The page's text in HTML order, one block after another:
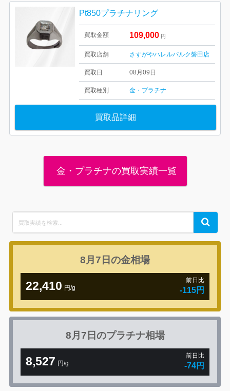
Pt850プラチナリング
買取金額 109,000 円
買取店舗 さすがやハレルパルク磐田店
買取日 08月09日
買取種別 金・プラチナ
買取品詳細
金・プラチナの買取実績一覧
for:
Search
8月7日の金相場
22,410 円/g
前日比
-115円
8月7日のプラチナ相場
8,527 円/g
前日比
-74円